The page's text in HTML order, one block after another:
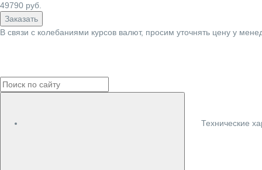
49790 руб.
Заказать
В связи с колебаниями курсов валют, просим уточнять цену у
Технические